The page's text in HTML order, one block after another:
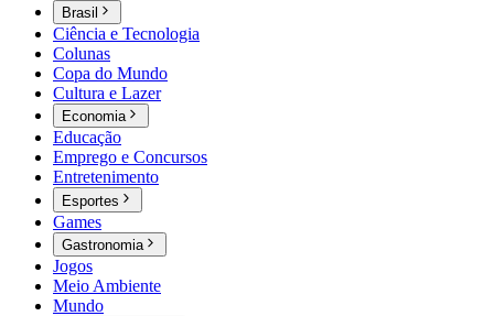
Brasil
Ciência e Tecnologia
Colunas
Copa do Mundo
Cultura e Lazer
Economia
Educação
Emprego e Concursos
Entretenimento
Esportes
Games
Gastronomia
Jogos
Meio Ambiente
Mundo